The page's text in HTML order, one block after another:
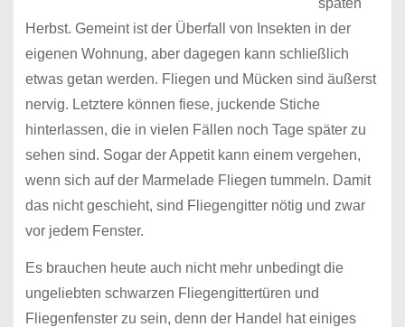
Herbst. Gemeint ist der Überfall von Insekten in der
eigenen Wohnung, aber dagegen kann schließlich
etwas getan werden. Fliegen und Mücken sind äußerst
nervig. Letztere können fiese, juckende Stiche
hinterlassen, die in vielen Fällen noch Tage später zu
sehen sind. Sogar der Appetit kann einem vergehen,
wenn sich auf der Marmelade Fliegen tummeln. Damit
das nicht geschieht, sind Fliegengitter nötig und zwar
vor jedem Fenster.
Es brauchen heute auch nicht mehr unbedingt die
ungeliebten schwarzen Fliegengittertüren und
Fliegenfenster zu sein, denn der Handel hat einiges